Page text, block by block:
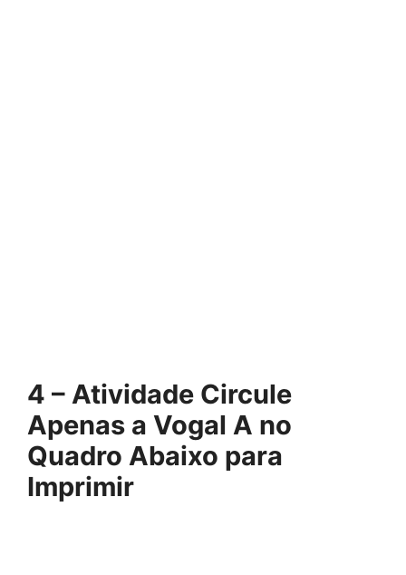
4 – Atividade Circule
Apenas a Vogal A no
Quadro Abaixo para
Imprimir